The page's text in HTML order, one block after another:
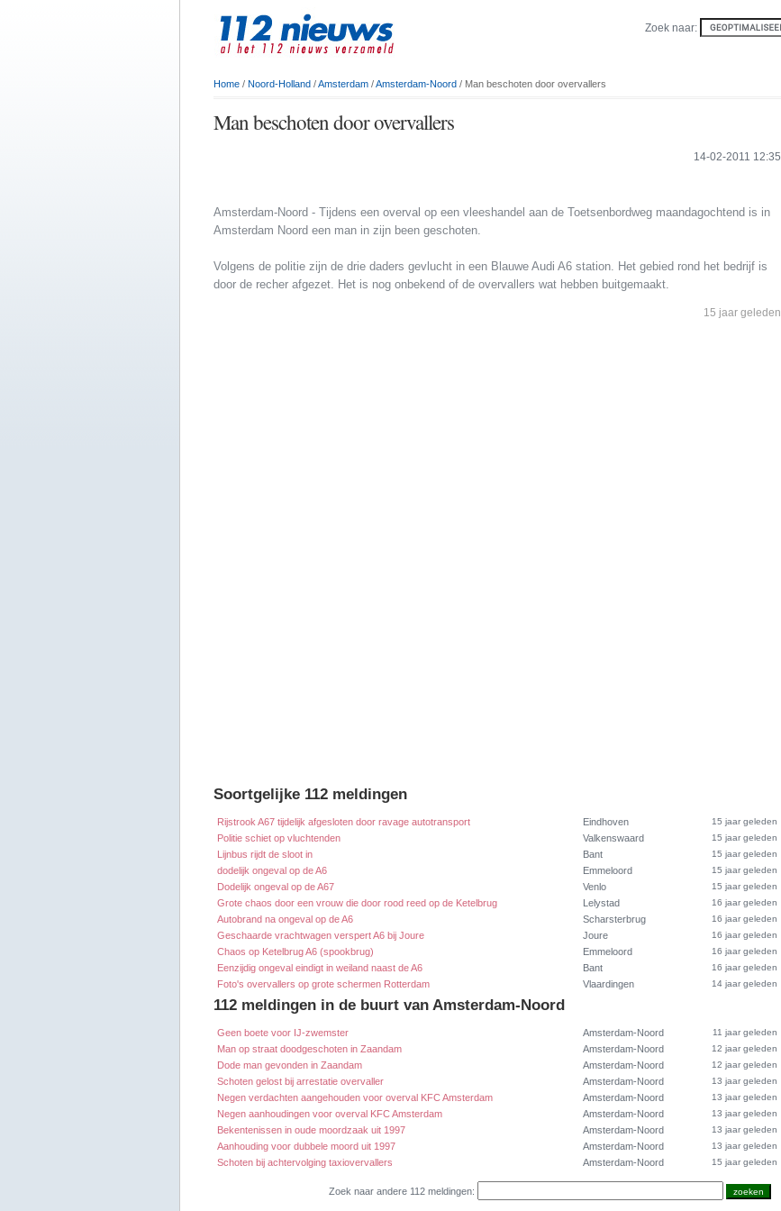
Zoek naar:
Home / Noord-Holland /Amsterdam /Amsterdam-Noord / Man beschoten door overvallers
Man beschoten door overvallers
14-02-2011 12:35
Amsterdam-Noord - Tijdens een overval op een vleeshandel aan de Toetsenbordweg maandagochtend is in
Amsterdam Noord een man in zijn been geschoten.
Volgens de politie zijn de drie daders gevlucht in een Blauwe Audi A6 station. Het gebied rond het bedrijf is
door de recher afgezet. Het is nog onbekend of de overvallers wat hebben buitgemaakt.
15 jaar geleden
Soortgelijke 112 meldingen
Rijstrook A67 tijdelijk afgesloten door ravage autotransport Eindhoven 15 jaar geleden
Politie schiet op vluchtenden Valkenswaard 15 jaar geleden
Lijnbus rijdt de sloot in Bant 15 jaar geleden
dodelijk ongeval op de A6 Emmeloord 15 jaar geleden
Dodelijk ongeval op de A67 Venlo 15 jaar geleden
Grote chaos door een vrouw die door rood reed op de Ketelbrug Lelystad 16 jaar geleden
Autobrand na ongeval op de A6 Scharsterbrug 16 jaar geleden
Geschaarde vrachtwagen verspert A6 bij Joure Joure 16 jaar geleden
Chaos op Ketelbrug A6 (spookbrug) Emmeloord 16 jaar geleden
Eenzijdig ongeval eindigt in weiland naast de A6 Bant 16 jaar geleden
Foto's overvallers op grote schermen Rotterdam Vlaardingen 14 jaar geleden
112 meldingen in de buurt van Amsterdam-Noord
Geen boete voor IJ-zwemster Amsterdam-Noord 11 jaar geleden
Man op straat doodgeschoten in Zaandam Amsterdam-Noord 12 jaar geleden
Dode man gevonden in Zaandam Amsterdam-Noord 12 jaar geleden
Schoten gelost bij arrestatie overvaller Amsterdam-Noord 13 jaar geleden
Negen verdachten aangehouden voor overval KFC Amsterdam Amsterdam-Noord 13 jaar geleden
Negen aanhoudingen voor overval KFC Amsterdam Amsterdam-Noord 13 jaar geleden
Bekentenissen in oude moordzaak uit 1997 Amsterdam-Noord 13 jaar geleden
Aanhouding voor dubbele moord uit 1997 Amsterdam-Noord 13 jaar geleden
Schoten bij achtervolging taxiovervallers Amsterdam-Noord 15 jaar geleden
Zoek naar andere 112 meldingen: